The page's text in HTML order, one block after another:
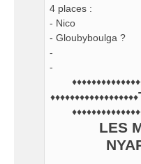
4 places :
- Nico
- Gloubyboulga ?
-
-
♦♦♦♦♦♦♦♦♦♦♦♦♦♦♦♦♦♦
LES